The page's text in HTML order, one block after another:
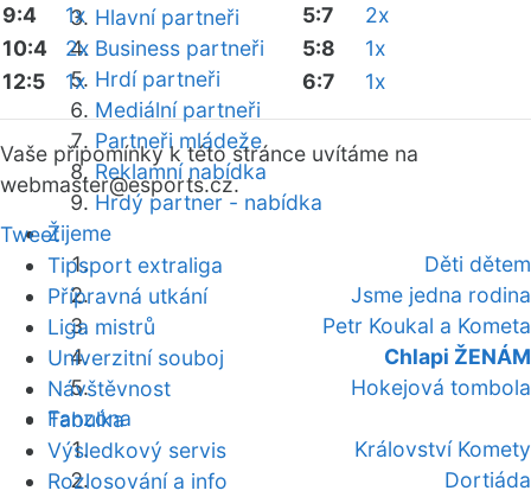
Hlavní partneři
Business partneři
Hrdí partneři
Mediální partneři
Partneři mládeže
Reklamní nabídka
Hrdý partner - nabídka
Žijeme
Děti dětem
Jsme jedna rodina
Petr Koukal a Kometa
Chlapi ŽENÁM
Hokejová tombola
Fanzóna
Království Komety
Dortiáda
9:4
1x
10:4
2x
12:5
1x
5:7
2x
5:8
1x
6:7
1x
Vaše připomínky k této stránce uvítáme na
webmaster@esports.cz.
Tweet
Tipsport extraliga
Přípravná utkání
Liga mistrů
Univerzitní souboj
Návštěvnost
Tabulka
Výsledkový servis
Rozlosování a info